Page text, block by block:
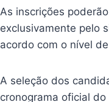
As inscrições
exclusivamente pelo
acordo com o nível
A seleção dos
cronograma oficial